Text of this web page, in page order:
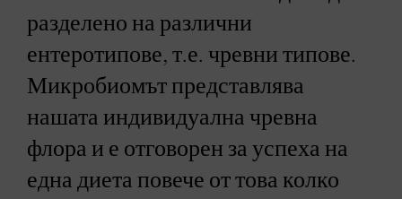
разделено на различни
ентеротипове, т.е. чревни типове.
Микробиомът представлява
нашата индивидуална чревна
флора и е отговорен за успеха на
една диета повече от това колко